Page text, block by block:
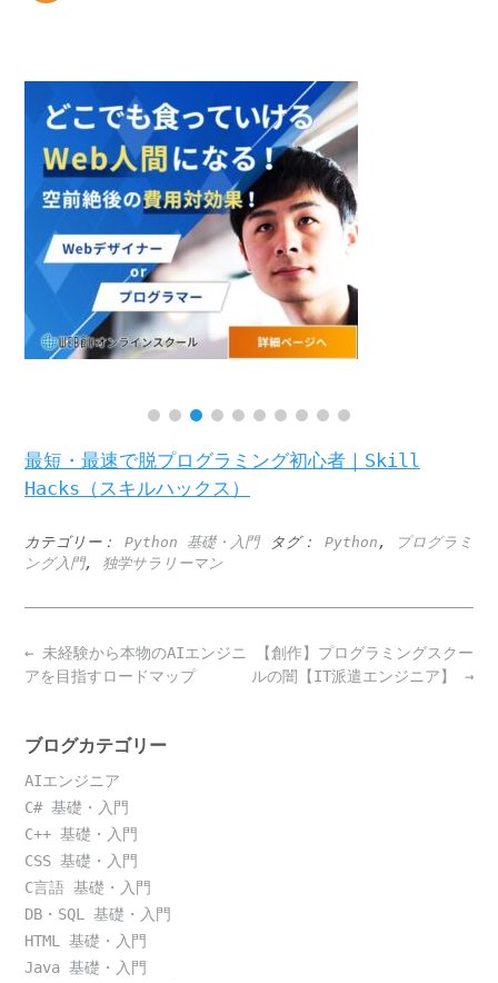
最短・最速で脱プログラミング初心者｜Skill
Hacks（スキルハックス）
カテゴリー： Python 基礎・入門 タグ： Python ,
プログラミ
ング入門, 独学サラリーマン
Post
navigation
【創作】プログラミングスクー
ルの闇【IT派遣エンジニア】 →
← 未経験から本物のAIエンジニ
アを目指すロードマップ
ブログカテゴリー
AIエンジニア
C# 基礎・入門
C++ 基礎・入門
CSS 基礎・入門
C言語 基礎・入門
DB・SQL 基礎・入門
HTML 基礎・入門
Java 基礎・入門